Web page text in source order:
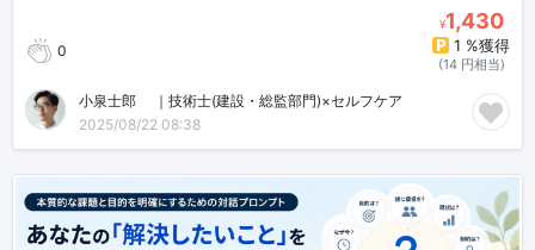
0
¥1,430
1 %獲得
(14 円相当)
小泉士郎🎈｜技術士(建設・総監部門)×セルフケア
2025/08/22 08:38